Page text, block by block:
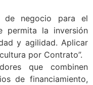
de negocio para el
permita la inversión
y agilidad. Aplicar
por Contrato”.
que combinen
de financiamiento,